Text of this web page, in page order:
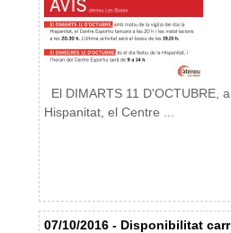
El DIMARTS 11 D'OCTUBRE,
Hispanitat, el Centre ...
07/10/2016 - Disponibilitat